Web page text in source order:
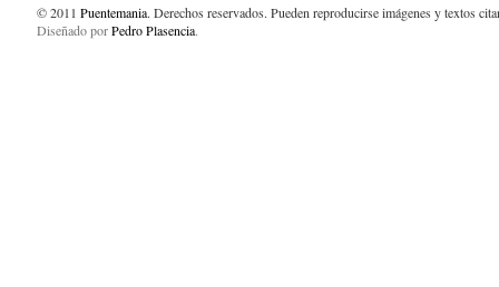
© 2011 Puentemania. Derechos reservados. Pueden reproducirse imágenes y textos
Diseñado porPedro Plasencia.